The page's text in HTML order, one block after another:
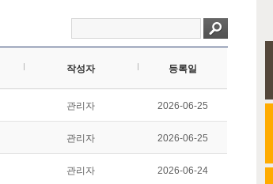
작성자 등록일
관리자 2026-06-25
관리자 2026-06-25
관리자 2026-06-24